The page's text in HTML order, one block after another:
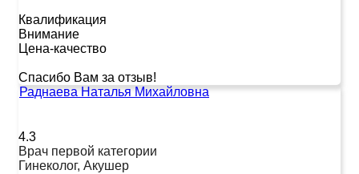
Квалификация
Внимание
Цена-качество
Спасибо Вам за отзыв!
Раднаева Наталья Михайловна
4.3
Врач первой категории
Гинеколог, Акушер